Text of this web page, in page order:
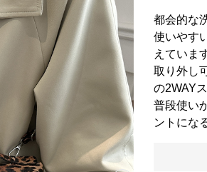
都会的な
使いやす
えていま
取り外し
の2WAY
普段使い
ントにな